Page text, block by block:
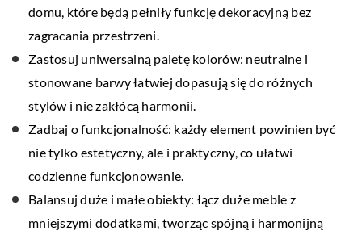
domu, które będą pełniły funkcję dekoracyjną bez
zagracania przestrzeni.
Zastosuj uniwersalną paletę kolorów: neutralne i
stonowane barwy łatwiej dopasują się do różnych
stylów i nie zakłócą harmonii.
Zadbaj o funkcjonalność: każdy element powinien być
nie tylko estetyczny, ale i praktyczny, co ułatwi
codzienne funkcjonowanie.
Balansuj duże i małe obiekty: łącz duże meble z
mniejszymi dodatkami, tworząc spójną i harmonijną